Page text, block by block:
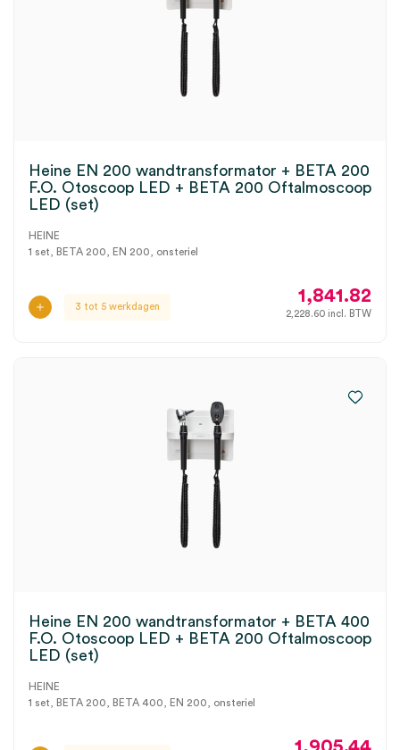
Heine EN 200 wandtransformator + BETA 200
F.O. Otoscoop LED + BETA 200 Oftalmoscoop
LED (set)
HEINE
1 set, BETA 200, EN 200, onsteriel
3 tot 5 werkdagen
1,841.82
2,228.60 incl. BTW
Heine EN 200 wandtransformator + BETA 400
F.O. Otoscoop LED + BETA 200 Oftalmoscoop
LED (set)
HEINE
1 set, BETA 200, BETA 400, EN 200, onsteriel